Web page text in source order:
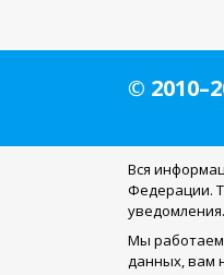
©
Вся
Федерации.
Мы работаем
данных, вам